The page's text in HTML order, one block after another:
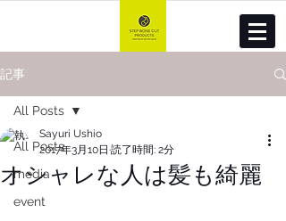
記事
All Posts
media
event
All Posts
オシャレな人は髪も綺麗
Sayuri Ushio
2017年3月10日 読了時間: 2分